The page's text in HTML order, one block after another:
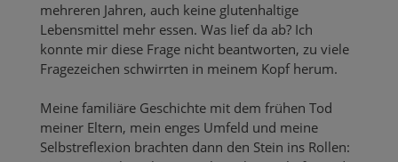
mehreren Jahren, auch keine glutenhaltige
Lebensmittel mehr essen. Was lief da ab? Ich
konnte mir diese Frage nicht beantworten, zu viele
Fragezeichen schwirrten in meinem Kopf herum.
Meine familiäre Geschichte mit dem frühen Tod
meiner Eltern, mein enges Umfeld und meine
Selbstreflexion brachten dann den Stein ins Rollen: